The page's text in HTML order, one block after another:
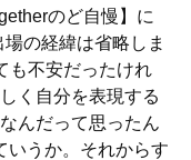
のど自慢】に
の経緯は省略しま
も不安だったけれ
く自分を表現する
んだって思ったん
いうか。それからす